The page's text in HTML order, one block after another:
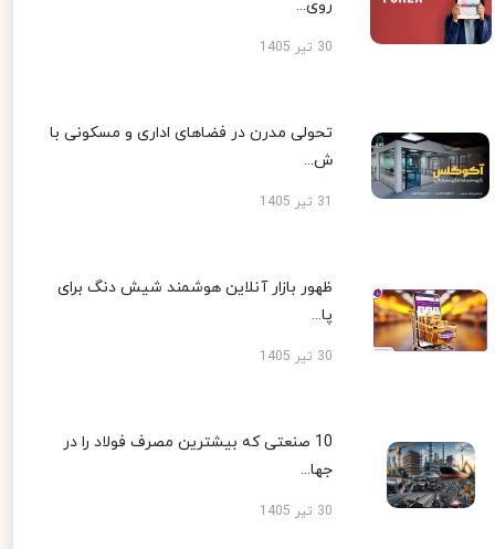
روی...
30 تیر 1405
تحولی مدرن در فضاهای اداری و مسکونی با
ش...
ظهور بازار آنلاین هوشمند شیش دنگ برای
پا...
30 تیر 1405
10 صنعتی که بیشترین مصرف فولاد را در
جها...
30 تیر 1405